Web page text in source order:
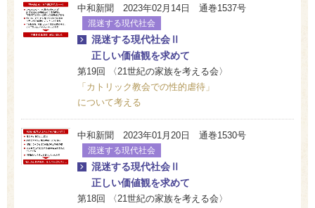
中和新聞 2023年02月14日 通巻1537号
混迷する現代社会
混迷する現代社会Ⅱ
正しい価値観を求めて
第19回 〈21世紀の家族を考える会〉
「カトリック教会での性的虐待」
について考える
中和新聞 2023年01月20日 通巻1530号
混迷する現代社会
混迷する現代社会Ⅱ
正しい価値観を求めて
第18回 〈21世紀の家族を考える会〉